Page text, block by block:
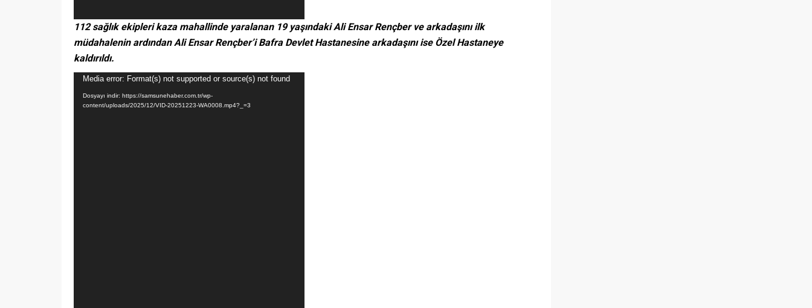
112 sağlık ekipleri kaza mahallinde yaralanan 19 yaşındaki Ali Ensar Rençber ve arkadaşını ilk
müdahalenin ardından Ali Ensar Rençber’i Bafra Devlet Hastanesine arkadaşını ise Özel Hastaneye
kaldırıldı.
Video
oynatıcı
Media error: Format(s) not supported or source(s) not found
Dosyayı indir: https://samsunehaber.com.tr/wp-
content/uploads/2025/12/VID-20251223-WA0008.mp4?_=3